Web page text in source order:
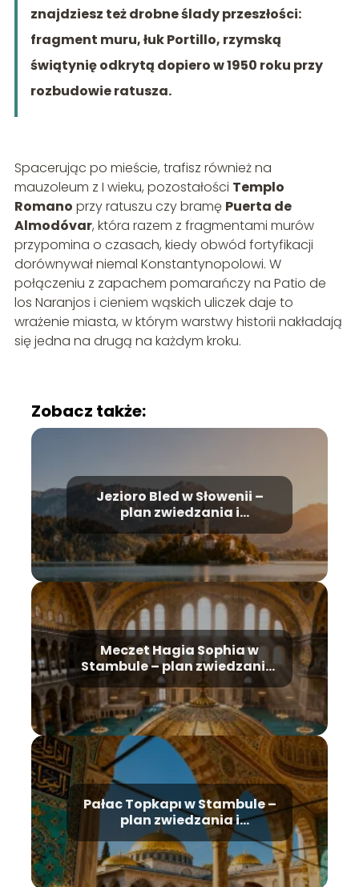
znajdziesz też drobne ślady przeszłości:
fragment muru, łuk Portillo, rzymską
świątynię odkrytą dopiero w 1950 roku przy
rozbudowie ratusza.
Spacerując po mieście, trafisz również na
mauzoleum z I wieku, pozostałości Templo
Romano przy ratuszu czy bramę Puerta de
Almodóvar, która razem z fragmentami murów
przypomina o czasach, kiedy obwód fortyfikacji
dorównywał niemal Konstantynopolowi. W
połączeniu z zapachem pomarańczy na Patio de
los Naranjos i cieniem wąskich uliczek daje to
wrażenie miasta, w którym warstwy historii nakładają
się jedna na drugą na każdym kroku.
Zobacz także:
Jezioro Bled w Słowenii –
plan zwiedzania i
najważniejsze atrakcje
Meczet Hagia Sophia w
Stambule – plan zwiedzania,
historia, bilety
Pałac Topkapı w Stambule –
plan zwiedzania i
najważniejsze atrakcje